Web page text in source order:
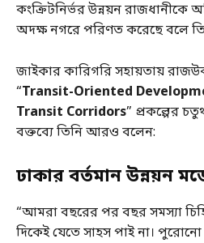
কংক্রিটনির্ভর উন্নয়ন রাজধানীকে
অদক্ষ নগরে পরিণত করেছে বলে
জাইকার কারিগরি সহায়তায়
“Transit-Oriented
Transit Corridors” প্রকল্পের
বক্তব্যে তিনি আরও বলেন:
ঢাকার বর্তমান উন্নয়ন
“আমরা বছরের পর বছর সমস্যা
দিকেই যেতে সাহস পাই না।